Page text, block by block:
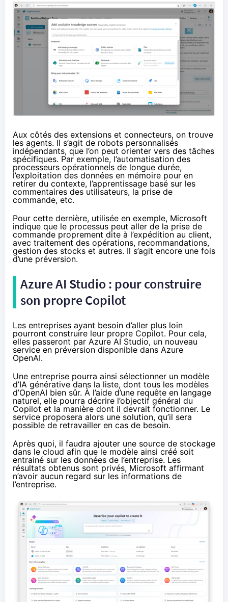
Aux côtés des extensions et connecteurs, on trouve
les agents. Il s’agit de robots personnalisés
indépendants, que l’on peut orienter vers des tâches
spécifiques. Par exemple, l’automatisation des
processeurs opérationnels de longue durée,
l’exploitation des données en mémoire pour en
retirer du contexte, l’apprentissage basé sur les
commentaires des utilisateurs, la prise de
commande, etc.
Pour cette dernière, utilisée en exemple, Microsoft
indique que le processus peut aller de la prise de
commande proprement dite à l’expédition au client,
avec traitement des opérations, recommandations,
gestion des stocks et autres. Il s’agit encore une fois
d’une préversion.
Azure AI Studio : pour construire
son propre Copilot
Les entreprises ayant besoin d’aller plus loin
pourront construire leur propre Copilot. Pour cela,
elles passeront par Azure AI Studio, un nouveau
service en préversion disponible dans Azure
OpenAI.
Une entreprise pourra ainsi sélectionner un modèle
d’IA générative dans la liste, dont tous les modèles
d’OpenAI bien sûr. À l’aide d’une requête en langage
naturel, elle pourra décrire l’objectif général du
Copilot et la manière dont il devrait fonctionner. Le
service proposera alors une solution, qu’il sera
possible de retravailler en cas de besoin.
Après quoi, il faudra ajouter une source de stockage
dans le cloud afin que le modèle ainsi créé soit
entrainé sur les données de l’entreprise. Les
résultats obtenus sont privés, Microsoft affirmant
n’avoir aucun regard sur les informations de
l’entreprise.